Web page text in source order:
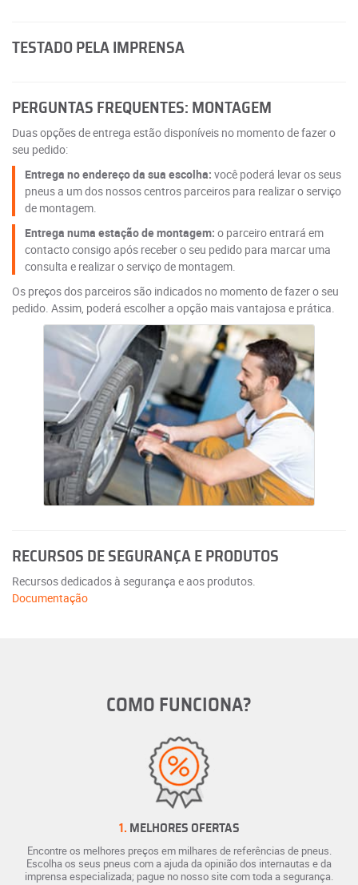
TESTADO PELA IMPRENSA
PERGUNTAS FREQUENTES: MONTAGEM
Duas opções de entrega estão disponíveis no momento de fazer o
seu pedido:
Entrega no endereço da sua escolha: você poderá levar os seus
pneus a um dos nossos centros parceiros para realizar o serviço
de montagem.
Entrega numa estação de montagem: o parceiro entrará em
contacto consigo após receber o seu pedido para marcar uma
consulta e realizar o serviço de montagem.
Os preços dos parceiros são indicados no momento de fazer o seu
pedido. Assim, poderá escolher a opção mais vantajosa e prática.
RECURSOS DE SEGURANÇA E PRODUTOS
Recursos dedicados à segurança e aos produtos.
Documentação
COMO FUNCIONA?
1. MELHORES OFERTAS
Encontre os melhores preços em milhares de referências de pneus.
Escolha os seus pneus com a ajuda da opinião dos internautas e da
imprensa especializada; pague no nosso site com toda a segurança.